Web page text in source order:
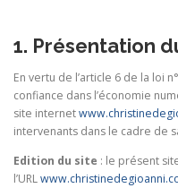
1. Présentation
En vertu de l’article 6 de la loi
confiance dans l’économie
site internet
intervenants dans le cadre de
Edition du site : le présent
l’URL